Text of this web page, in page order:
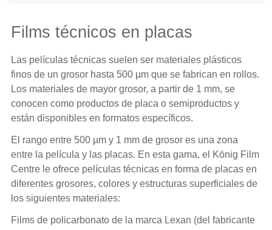
Films técnicos en placas
Las películas técnicas suelen ser materiales plásticos
finos de un grosor hasta 500 µm que se fabrican en rollos.
Los materiales de mayor grosor, a partir de 1 mm, se
conocen como productos de placa o semiproductos y
están disponibles en formatos específicos.
El rango entre 500 µm y 1 mm de grosor es una zona
entre la película y las placas. En esta gama, el König Film
Centre le ofrece películas técnicas en forma de placas en
diferentes grosores, colores y estructuras superficiales de
los siguientes materiales:
Films de policarbonato de la marca Lexan (del fabricante